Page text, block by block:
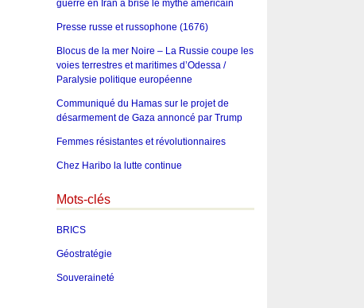
guerre en Iran a brisé le mythe américain
Presse russe et russophone (1676)
Blocus de la mer Noire – La Russie coupe les
voies terrestres et maritimes d’Odessa /
Paralysie politique européenne
Communiqué du Hamas sur le projet de
désarmement de Gaza annoncé par Trump
Femmes résistantes et révolutionnaires
Chez Haribo la lutte continue
Mots-clés
BRICS
Géostratégie
Souveraineté